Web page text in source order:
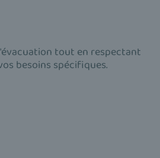
tout en respectant
besoins spécifiques.